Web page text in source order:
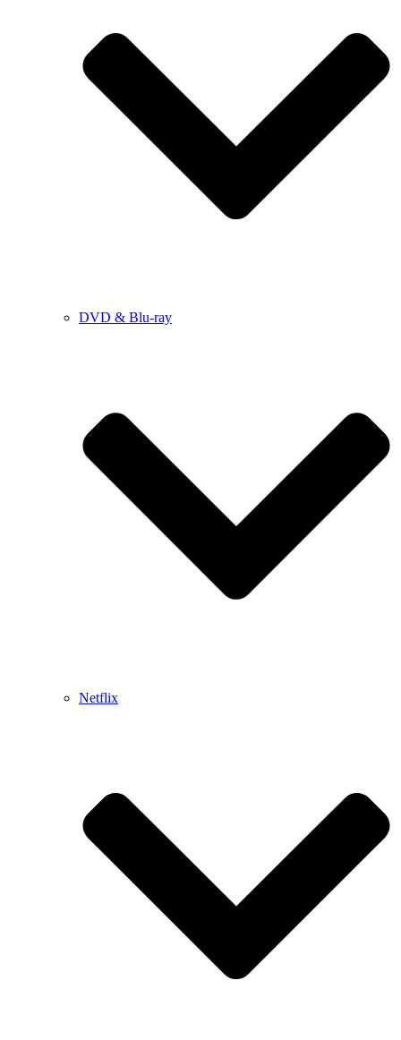
DVD & Blu-ray
Netflix